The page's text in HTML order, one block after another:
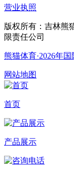
营业执照
版权所有：吉林熊
限责任公司
熊猫体育·2026年
网站地图
首页
产品展示